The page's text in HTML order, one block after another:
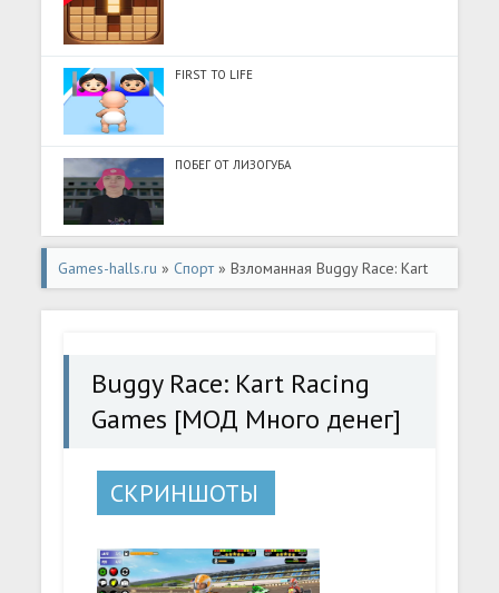
FIRST TO LIFE
ПОБЕГ ОТ ЛИЗОГУБА
Games-halls.ru » Спорт» Взломанная Buggy Race: Kart
Racing Games [МОД Много денег] - стабильная версия
Buggy Race: Kart Racing
Games [МОД Много денег]
СКРИНШОТЫ